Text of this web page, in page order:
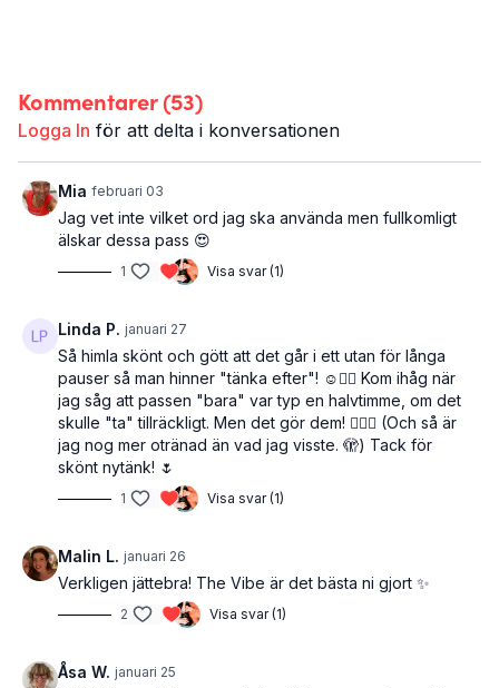
Alltså:
Hela kroppen
35 minuter
Gillar du detta passet kommer du säkert gilla fler av samma
stuk, kolla in resten avThe Vibe.
Kommentarer (53)
Logga In för att delta i konversationen
Mia februari 03
Jag vet inte vilket ord jag ska använda men fullkomligt
älskar dessa pass 😍
1 Visa svar (1)
Linda P. januari 27
Så himla skönt och gött att det går i ett utan för långa
pauser så man hinner "tänka efter"! ☺️👌🏻 Kom ihåg när
jag såg att passen "bara" var typ en halvtimme, om det
skulle "ta" tillräckligt. Men det gör dem! 👌🏻😁 (Och så är
jag nog mer otränad än vad jag visste. 🫣) Tack för
skönt nytänk! 🌷
1 Visa svar (1)
Malin L. januari 26
Verkligen jättebra! The Vibe är det bästa ni gjort ✨
2 Visa svar (1)
Åsa W. januari 25